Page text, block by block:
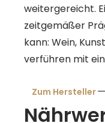
weitergereicht.
zeitgemäßer
kann: Wein,
verführen mit
Zum Hersteller